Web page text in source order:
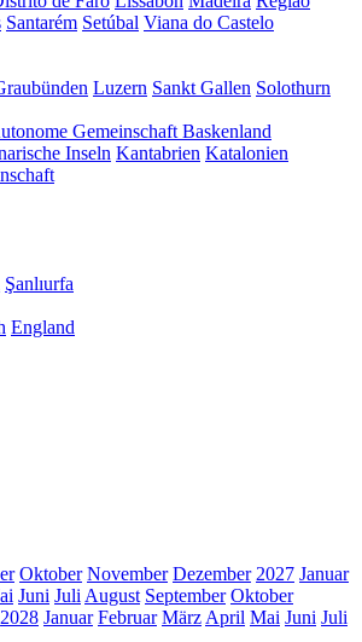
Santarém Setúbal Viana do Castelo
Luzern Sankt Gallen Solothurn
Gemeinschaft Baskenland
Inseln Kantabrien Katalonien
Şanlıurfa
England
Oktober November Dezember 2027 Januar
Juni Juli August September Oktober
2028 Januar Februar März April Mai Juni Juli